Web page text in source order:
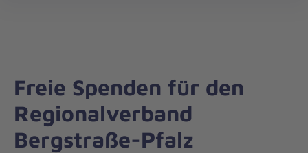
zum
Leben
Freie Spenden für den
Regionalverband
Bergstraße-Pfalz